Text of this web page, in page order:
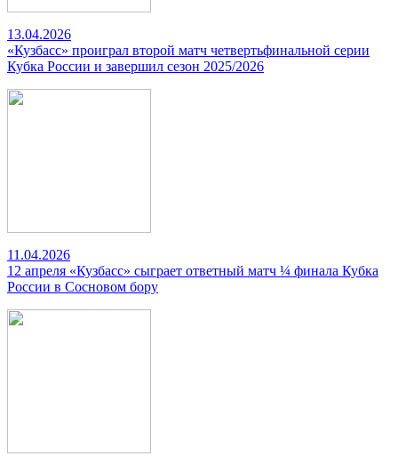
13.04.2026
«Кузбасс» проиграл второй матч четвертьфинальной серии
Кубка России и завершил сезон 2025/2026
11.04.2026
12 апреля «Кузбасс» сыграет ответный матч ¼ финала Кубка
России в Сосновом бору